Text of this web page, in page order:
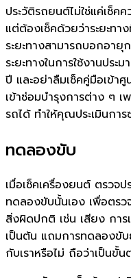
ประวัติรถยนต์ไม่ใช่แค่เช็ค
แต่ต้องเช็คด้วยว่าระยะทา
ระยะทางสามารถบอกอายุ
ระยะทางในการใช้งานป
ปี และอย่าลืมเช็คคู่มือเข้า
เข้าซ่อมบำรุงการต่าง ๆ
รถได้ ทำให้คุณประเมินกา
ทดลองขับ
เมื่อเช็คเครื่องยนต์ ตรวจ
ทดลองขับนั้นเอง เพื่อตร
สิ่งผิดปกติ เช่น เสียง การ
เป็นต้น แถมการทดลองขั
กับเราหรือไม่ ถือว่าเป็นขั้